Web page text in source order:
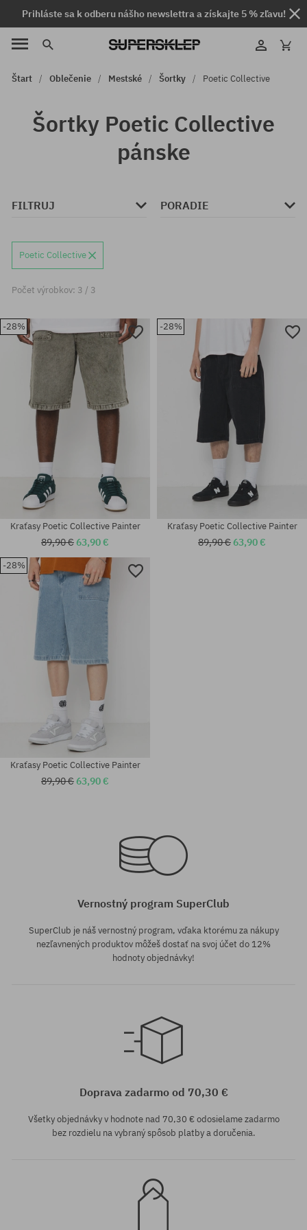
Prihláste sa k odberu nášho newslettra a získajte 5 % zľavu!
Štart Oblečenie Mestské Šortky Poetic Collective
Šortky Poetic Collective
pánske
FILTRUJ PORADIE
Poetic Collective
Počet výrobkov: 3 / 3
-28%
Kraťasy Poetic Collective Painter
89,90 €63,90 €
-28%
S; M; XL
Kraťasy Poetic Collective Painter
89,90 €63,90 €
-28%
Kraťasy Poetic Collective Painter
89,90 €63,90 €
Vernostný program SuperClub
SuperClub je náš vernostný program, vďaka ktorému za nákupy
nezľavnených produktov môžeš dostať na svoj účet do 12%
hodnoty objednávky!
Doprava zadarmo od 70,30 €
Všetky objednávky v hodnote nad 70,30 € odosielame zadarmo
bez rozdielu na vybraný spôsob platby a doručenia.